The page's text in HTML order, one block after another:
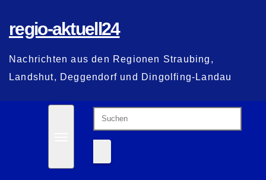
regio-aktuell24
Nachrichten aus den Regionen Straubing,
Landshut, Deggendorf und Dingolfing-Landau